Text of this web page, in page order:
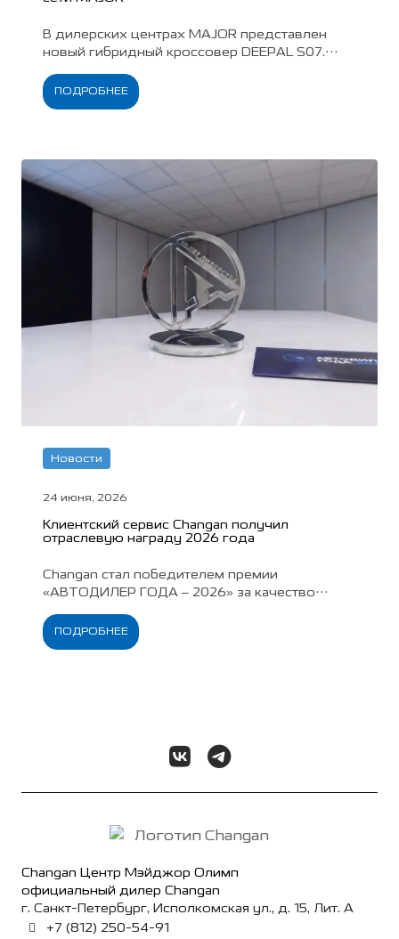
В дилерских центрах MAJOR представлен
новый гибридный кроссовер DEEPAL S07.
тест-драйва и покупки с учетом
действующих специальных предложений.
ПОДРОБНЕЕ
Новости
24 июня, 2026
Клиентский сервис Changan получил
отраслевую награду 2026 года
Changan стал победителем премии
«АВТОДИЛЕР ГОДА – 2026» за качество
возглавил рейтинг удовлетворённости
владельцев работой дилеров.
ПОДРОБНЕЕ
Changan Центр Мэйджор Олимп
официальный дилер Changan
г. Санкт-Петербург, Исполкомская ул., д. 15, Лит. А
+7 (812) 250-54-91